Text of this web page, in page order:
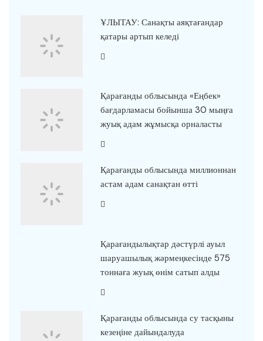
ҰЛЫТАУ: Санақты аяқтағандар
қатары артып келеді
Қарағанды облысында «Еңбек»
бағдарламасы бойынша 30 мыңға
жуық адам жұмысқа орналасты
Қарағанды облысында миллионнан
астам адам санақтан өтті
Қарағандылықтар дәстүрлі ауыл
шаруашылық жәрмеңкесінде 575
тоннаға жуық өнім сатып алды
Қарағанды облысында су тасқыны
кезеңіне дайындалуда